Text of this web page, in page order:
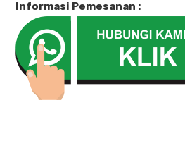
Informasi Pemesanan :